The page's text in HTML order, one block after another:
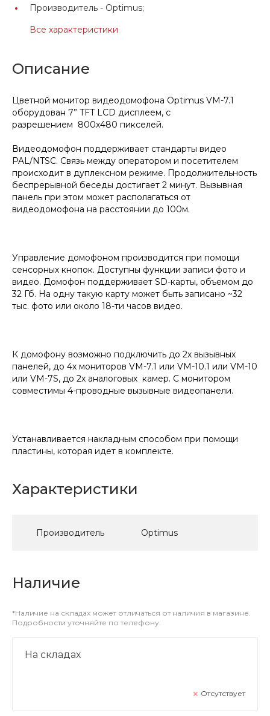
Производитель - Optimus;
Все характеристики
Описание
Цветной монитор видеодомофона Optimus VM-7.1
оборудован 7” TFT LCD дисплеем, с
разрешением 800х480 пикселей.
Видеодомофон поддерживает стандарты видео
PAL/NTSC. Связь между оператором и посетителем
происходит в дуплексном режиме. Продолжительность
беспрерывной беседы достигает 2 минут. Вызывная
панель при этом может располагаться от
видеодомофона на расстоянии до 100м.
Управление домофоном производится при помощи
сенсорных кнопок. Доступны функции записи фото и
видео. Домофон поддерживает SD-карты, объемом до
32 Гб. На одну такую карту может быть записано ~32
тыс. фото или около 18-ти часов видео.
К домофону возможно подключить до 2х вызывных
панелей, до 4х мониторов VM-7.1 или VM-10.1 или VM-10
или VM-7S, до 2х аналоговых камер. С монитором
совместимы 4-проводные вызывные видеопанели.
Устанавливается накладным способом при помощи
пластины, которая идет в комплекте.
Характеристики
Производитель Optimus
Наличие
*Наличие на складах может отличаться от наличия в магазине.
Подробности уточняйте по телефону.
На складах
Отсутствует